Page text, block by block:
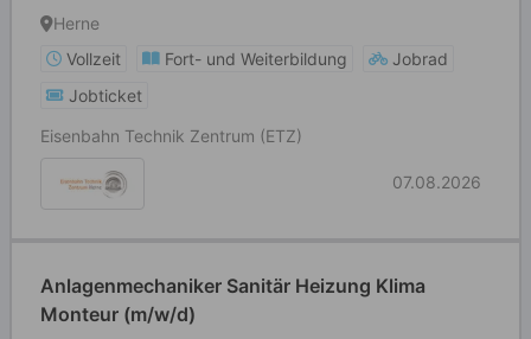
Herne
Vollzeit
Fort- und Weiterbildung
Jobrad
Jobticket
Eisenbahn Technik Zentrum (ETZ)
07.08.2026
Anlagenmechaniker Sanitär Heizung Klima
Monteur (m/w/d)